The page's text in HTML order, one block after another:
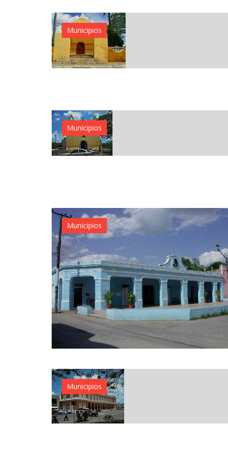
Municipios
Municipios
Municipios
Municipios